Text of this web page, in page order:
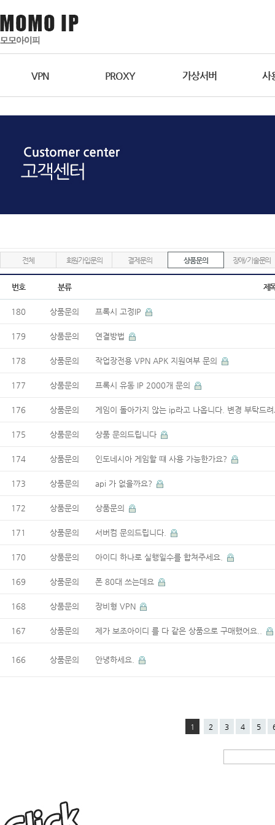
VPN PROXY 가상서버 사
전체 회원가입문의 결제문의 상품문의 장애/기술문의
번호 분류 제
180 상품문의 프록시 고정IP
179 상품문의 연결방법
178 상품문의 작업장전용 VPN APK 지원여부 문의
177 상품문의 프록시 유동 IP 2000개 문의
176 상품문의 게임이 돌아가지 않는 ip라고 나옵니다. 변경 부탁드
175 상품문의 상품 문의드립니다
174 상품문의 인도네시아 게임할 떄 사용 가능한가요?
173 상품문의 api 가 없을까요?
172 상품문의 상품문의
171 상품문의 서버컴 문의드립니다.
170 상품문의 아이디 하나로 실행일수를 합쳐주세요.
169 상품문의 폰 80대 쓰는데요
168 상품문의 장비형 VPN
167 상품문의 제가 보조아이디 를 다 같은 상품으로 구매했어요..
166 상품문의 안녕하세요.
1 2 3 4 5